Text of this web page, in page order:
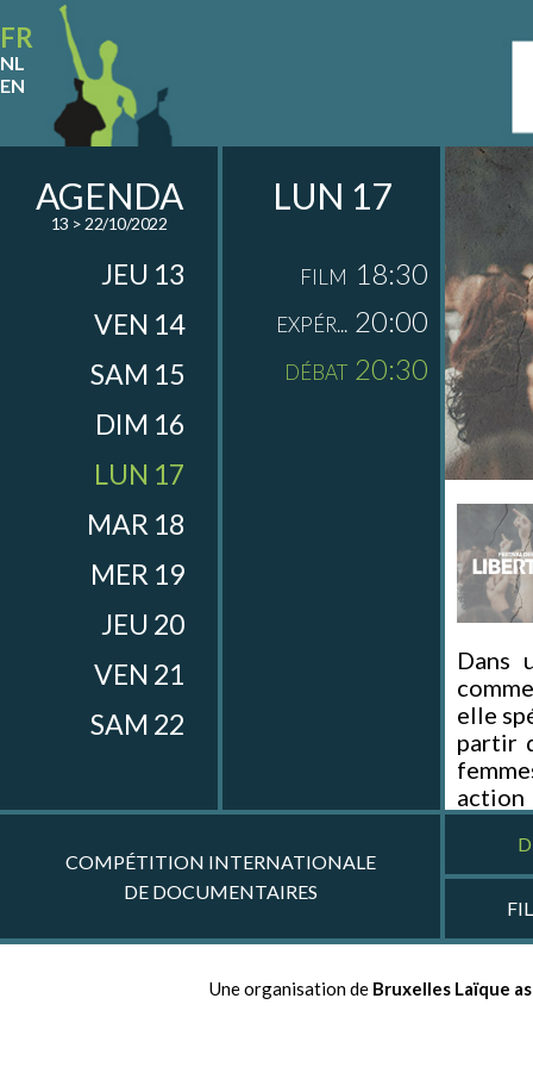
FR
NL
EN
AGENDA
13 > 22/10/2022
JEU 13
VEN 14
SAM 15
DIM 16
LUN 17
MAR 18
MER 19
JEU 20
VEN 21
SAM 22
LUN 17
FILM 18:30
EXPÉR... 20:00
DÉBAT 20:30
Dans
elle
partir
ont-
Avec
Bachir
COMPÉTITION INTERNATIONALE
DE DOCUMENTAIRES
Une organisation de Bruxelles Laïque